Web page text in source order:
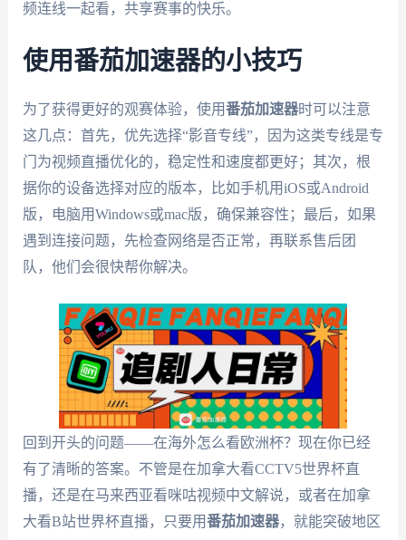
频连线一起看，共享赛事的快乐。
使用番茄加速器的小技巧
为了获得更好的观赛体验，使用番茄加速器时可以注意
这几点：首先，优先选择“影音专线”，因为这类专线是专
门为视频直播优化的，稳定性和速度都更好；其次，根
据你的设备选择对应的版本，比如手机用iOS或Android
版，电脑用Windows或mac版，确保兼容性；最后，如果
遇到连接问题，先检查网络是否正常，再联系售后团
队，他们会很快帮你解决。
回到开头的问题——在海外怎么看欧洲杯？现在你已经
有了清晰的答案。不管是在加拿大看CCTV5世界杯直
播，还是在马来西亚看咪咕视频中文解说，或者在加拿
大看B站世界杯直播，只要用番茄加速器，就能突破地区